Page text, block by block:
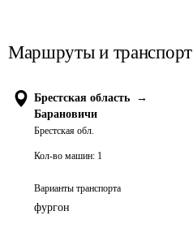
Маршруты и транспорт
Брестская область
→
Барановичи
Брестская обл.
Кол-во машин: 1
Варианты транспорта
фургон